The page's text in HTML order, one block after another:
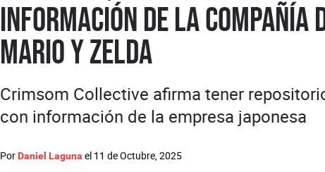
información de la compañía
Mario y Zelda
Por Daniel Laguna el 11 de Octubre, 2025
Crimsom Collective afirma tener
con información de la empresa japonesa